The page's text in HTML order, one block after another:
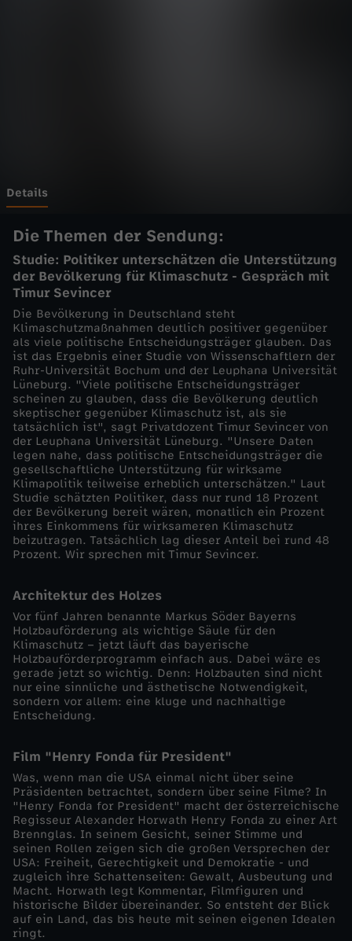
l
i
m
a
s
c
h
u
t
z
P
o
l
i
t
i
k
e
r
Details
Die Themen der Sendung:
Studie: Politiker unterschätzen die Unterstützung
der Bevölkerung für Klimaschutz - Gespräch mit
Timur Sevincer
Die Bevölkerung in Deutschland steht
Klimaschutzmaßnahmen deutlich positiver gegenüber
als viele politische Entscheidungsträger glauben. Das
ist das Ergebnis einer Studie von Wissenschaftlern der
Ruhr-Universität Bochum und der Leuphana Universität
Lüneburg. "Viele politische Entscheidungsträger
scheinen zu glauben, dass die Bevölkerung deutlich
skeptischer gegenüber Klimaschutz ist, als sie
tatsächlich ist", sagt Privatdozent Timur Sevincer von
der Leuphana Universität Lüneburg. "Unsere Daten
legen nahe, dass politische Entscheidungsträger die
gesellschaftliche Unterstützung für wirksame
Klimapolitik teilweise erheblich unterschätzen." Laut
Studie schätzten Politiker, dass nur rund 18 Prozent
der Bevölkerung bereit wären, monatlich ein Prozent
ihres Einkommens für wirksameren Klimaschutz
beizutragen. Tatsächlich lag dieser Anteil bei rund 48
Prozent. Wir sprechen mit Timur Sevincer.
Architektur des Holzes
Vor fünf Jahren benannte Markus Söder Bayerns
Holzbauförderung als wichtige Säule für den
Klimaschutz – jetzt läuft das bayerische
Holzbauförderprogramm einfach aus. Dabei wäre es
gerade jetzt so wichtig. Denn: Holzbauten sind nicht
nur eine sinnliche und ästhetische Notwendigkeit,
sondern vor allem: eine kluge und nachhaltige
Entscheidung.
Film "Henry Fonda für President"
Was, wenn man die USA einmal nicht über seine
Präsidenten betrachtet, sondern über seine Filme? In
"Henry Fonda for President" macht der österreichische
Regisseur Alexander Horwath Henry Fonda zu einer Art
Brennglas. In seinem Gesicht, seiner Stimme und
seinen Rollen zeigen sich die großen Versprechen der
USA: Freiheit, Gerechtigkeit und Demokratie - und
zugleich ihre Schattenseiten: Gewalt, Ausbeutung und
Macht. Horwath legt Kommentar, Filmfiguren und
historische Bilder übereinander. So entsteht der Blick
auf ein Land, das bis heute mit seinen eigenen Idealen
ringt.